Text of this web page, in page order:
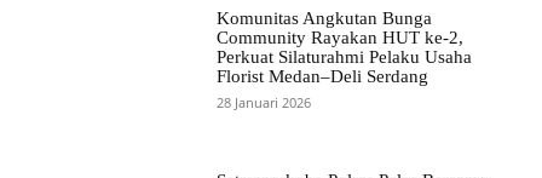
Komunitas Angkutan Bunga
Community Rayakan HUT ke-2,
Perkuat Silaturahmi Pelaku Usaha
Florist Medan–Deli Serdang
28 Januari 2026